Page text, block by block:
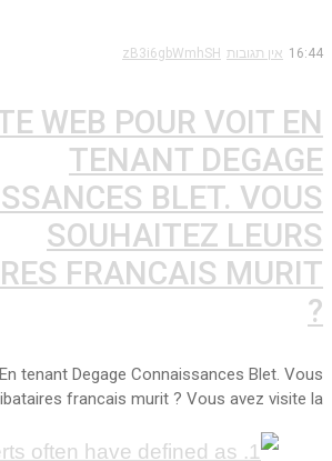
16:44 אין תגובות zB3i6gbWmhSH
WEB POUR VOIT EN
TENANT DEGAGE
BLET. VOUS
SOUHAITEZ LEURS
FRANCAIS MURIT
?
tenant Degage Connaissances Blet. Vous
francais murit ? Vous avez visite la